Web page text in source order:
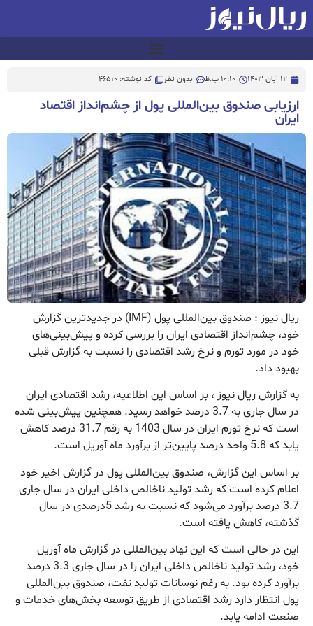
12 آبان 1403 10:10 ب.ظ بدون نظر کد نوشته: 46510
ارزیابی صندوق بین‌المللی پول از چشم‌انداز اقتصاد
ایران
ریال نیوز : صندوق بین‌المللی پول (IMF) در جدیدترین گزارش
خود، چشم‌انداز اقتصادی ایران را بررسی کرده و پیش‌بینی‌های
خود در مورد تورم و نرخ رشد اقتصادی را نسبت به گزارش قبلی
بهبود داد.
به گزارش ریال نیوز ، بر اساس این اطلاعیه، رشد اقتصادی ایران
در سال جاری به 3.7 درصد خواهد رسید. همچنین پیش‌بینی شده
است که نرخ تورم ایران در سال 1403 به رقم 31.7 درصد کاهش
یابد که 5.8 واحد درصد پایین‌تر از برآورد ماه آوریل است.
بر اساس این گزارش، صندوق بین‌المللی پول در گزارش اخیر خود
اعلام کرده است که رشد تولید ناخالص داخلی ایران در سال جاری
3.7 درصد برآورد می‌شود که نسبت به رشد 5درصدی در سال
گذشته، کاهش یافته است.
این در حالی است که این نهاد بین‌المللی در گزارش ماه آوریل
خود، رشد تولید ناخالص داخلی ایران را در سال جاری 3.3 درصد
برآورد کرده بود. به رغم نوسانات تولید نفت، صندوق بین‌المللی
پول انتظار دارد رشد اقتصادی از طریق توسعه بخش‌های خدمات و
صنعت ادامه یابد.